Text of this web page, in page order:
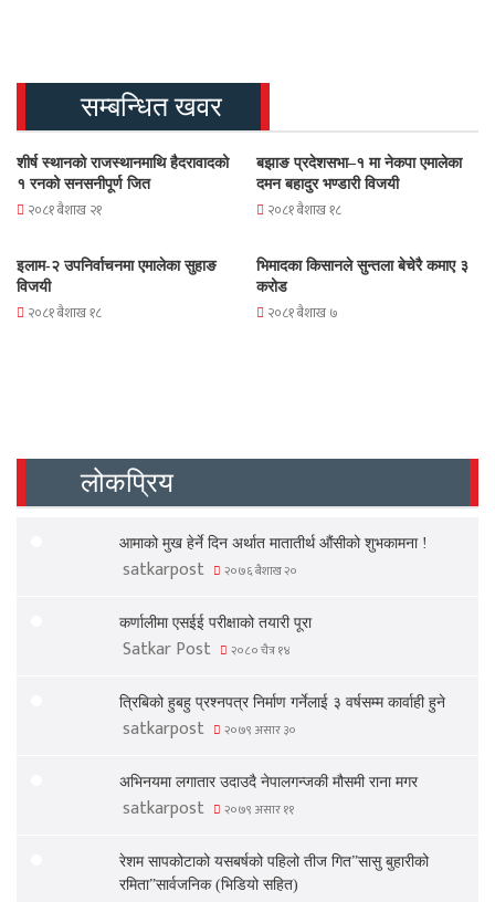
सम्बन्धित खवर
शीर्ष स्थानको राजस्थानमाथि हैदरावादको
१ रनको सनसनीपूर्ण जित
२०८१ बैशाख २१
बझाङ प्रदेशसभा–१ मा नेकपा एमालेका
दमन बहादुर भण्डारी विजयी
२०८१ बैशाख १८
इलाम-२ उपनिर्वाचनमा एमालेका सुहाङ
विजयी
२०८१ बैशाख १८
भिमादका किसानले सुन्तला बेचेरै कमाए ३
करोड
२०८१ बैशाख ७
लोकप्रिय
आमाको मुख हेर्ने दिन अर्थात मातातीर्थ औंसीको शुभकामना !
satkarpost २०७६ बैशाख २०
कर्णालीमा एसईई परीक्षाको तयारी पूरा
Satkar Post २०८० चैत्र १४
त्रिबिको हुबहु प्रश्नपत्र निर्माण गर्नेलाई ३ वर्षसम्म कार्वाही हुने
satkarpost २०७९ असार ३०
अभिनयमा लगातार उदाउदै नेपालगन्जकी मौसमी राना मगर
satkarpost २०७९ असार ११
रेशम सापकोटाको यसबर्षको पहिलो तीज गित”सासु बुहारीको
रमिता”सार्वजनिक (भिडियो सहित)